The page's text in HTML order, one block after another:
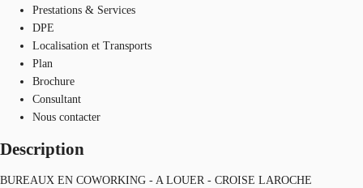
Prestations & Services
DPE
Localisation et Transports
Plan
Brochure
Consultant
Nous contacter
Description
BUREAUX EN COWORKING - A LOUER - CROISE LAROCHE